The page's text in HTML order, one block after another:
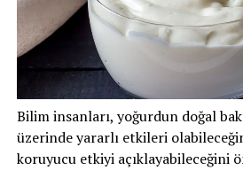
Bilim insanları, yoğurdun doğal
üzerinde yararlı etkileri
koruyucu etkiyi açıklayabileceğini